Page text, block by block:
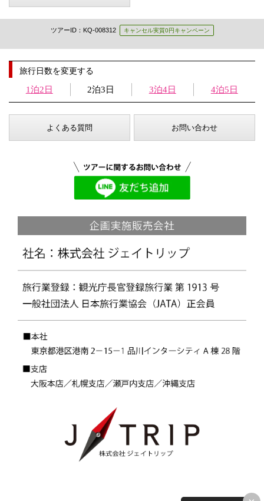
ツアーID：KQ-008312 キャンセル実質0円キャンペーン
旅行日数を変更する
1泊2日 2泊3日 3泊4日 4泊5日
よくある質問 お問い合わせ